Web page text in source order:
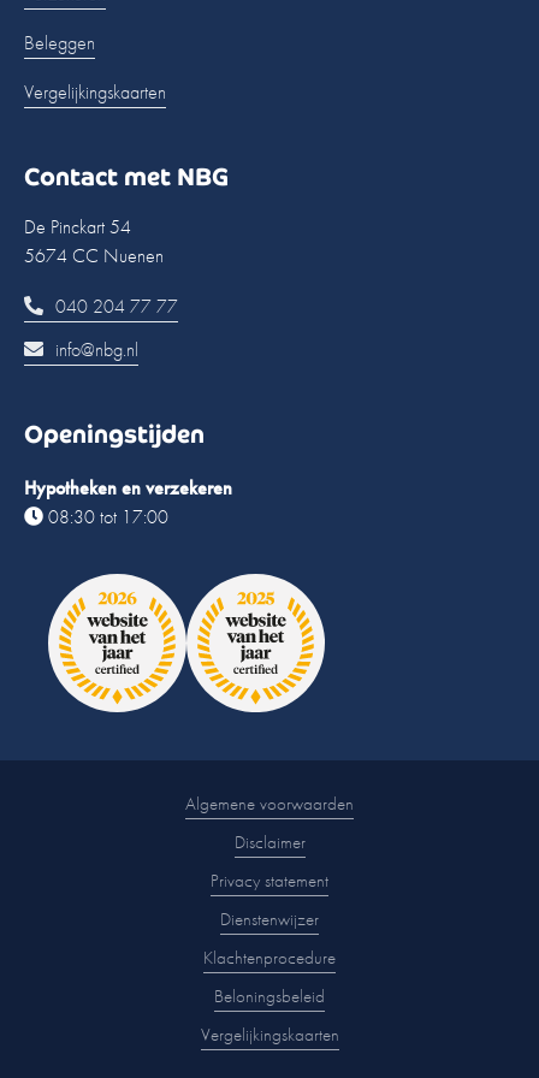
Beleggen
Vergelijkingskaarten
Contact met NBG
De Pinckart 54
5674 CC Nuenen
040 204 77 77
info@nbg.nl
Openingstijden
Hypotheken en verzekeren
08:30 tot 17:00
Algemene voorwaarden
Disclaimer
Privacy statement
Dienstenwijzer
Klachtenprocedure
Beloningsbeleid
Vergelijkingskaarten